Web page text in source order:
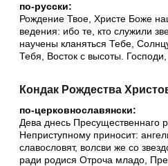
по-русски:
Рождение Твое, Христе Боже
ведения: ибо те, кто служили
научены кланяться Тебе,
Тебя, Восток с высоты. Господи,
Кондак Рождества
по-церковнославянски:
Дева днесь Пресущественнаго
Неприступному приносит:
славословят, волсви же со
ради родися Отроча младо,